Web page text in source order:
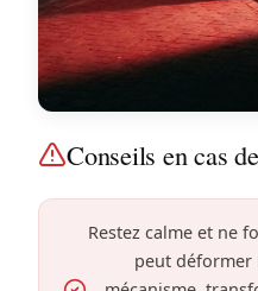
Conseils en cas
Restez calme et ne
peut déformer